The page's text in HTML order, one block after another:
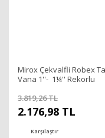
Mirox Çekvalfli Robex
Vana 1''- 1¼'' Rekorlu
3.819,26 TL
2.176,98 TL
Karşılaştır